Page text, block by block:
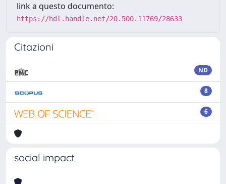
link a questo documento:
https://hdl.handle.net/20.500.11769/28633
Citazioni
ND
8
6
social impact